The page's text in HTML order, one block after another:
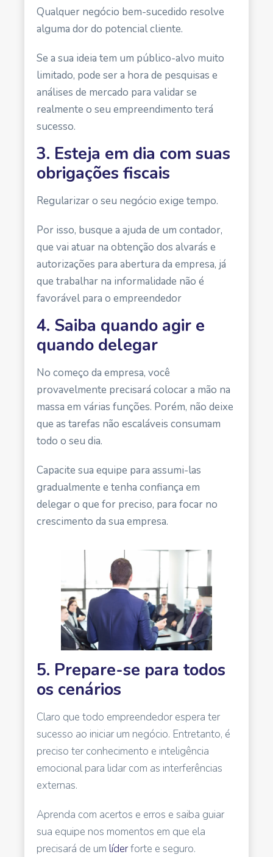
Qualquer negócio bem-sucedido resolve
alguma dor do potencial cliente.
Se a sua ideia tem um público-alvo muito
limitado, pode ser a hora de pesquisas e
análises de mercado para validar se
realmente o seu empreendimento terá
sucesso.
3. Esteja em dia com suas
obrigações fiscais
Regularizar o seu negócio exige tempo.
Por isso, busque a ajuda de um contador,
que vai atuar na obtenção dos alvarás e
autorizações para abertura da empresa, já
que trabalhar na informalidade não é
favorável para o empreendedor
4. Saiba quando agir e
quando delegar
No começo da empresa, você
provavelmente precisará colocar a mão na
massa em várias funções. Porém, não deixe
que as tarefas não escaláveis consumam
todo o seu dia.
Capacite sua equipe para assumi-las
gradualmente e tenha confiança em
delegar o que for preciso, para focar no
crescimento da sua empresa.
5. Prepare-se para todos
os cenários
Claro que todo empreendedor espera ter
sucesso ao iniciar um negócio. Entretanto, é
preciso ter conhecimento e inteligência
emocional para lidar com as interferências
externas.
Aprenda com acertos e erros e saiba guiar
sua equipe nos momentos em que ela
precisará de um líderforte e seguro.